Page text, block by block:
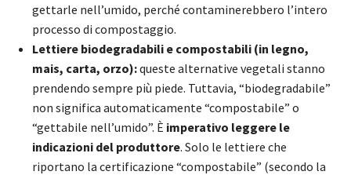
gettarle nell’umido, perché contaminerebbero l’intero
processo di compostaggio.
Lettiere biodegradabili e compostabili (in legno,
mais, carta, orzo):queste alternative vegetali stanno
prendendo sempre più piede. Tuttavia, “biodegradabile”
non significa automaticamente “compostabile” o
“gettabile nell’umido”. È imperativo leggere le
indicazioni del produttore. Solo le lettiere che
riportano la certificazione “compostabile” (secondo la